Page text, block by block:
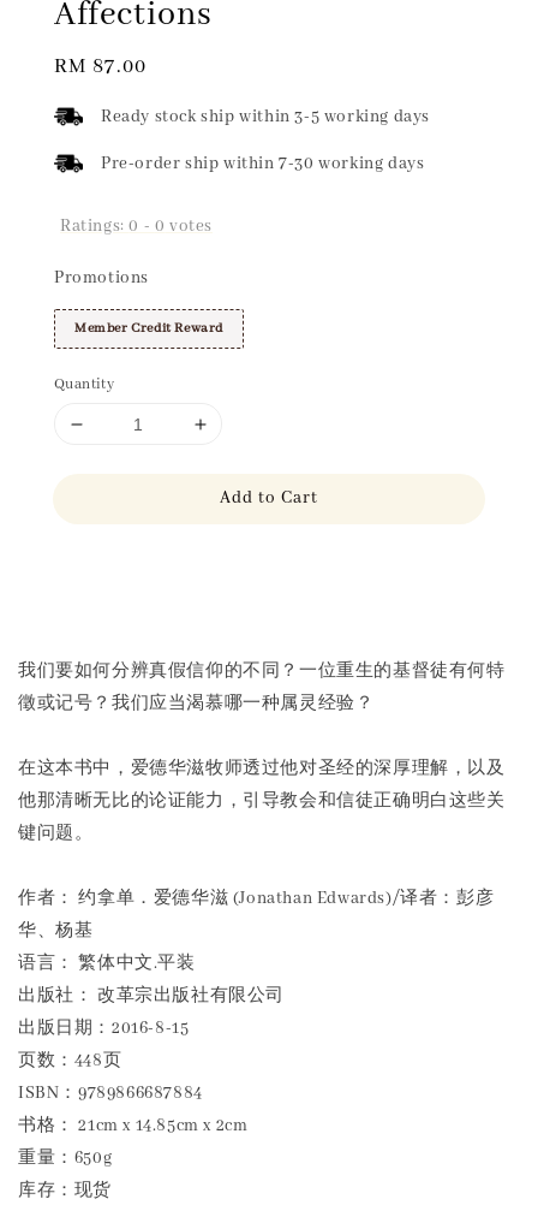
Affections
Regular
RM 87.00
Ready stock ship within 3-5 working days
Pre-order ship within 7-30 working days
Ratings:0 - 0 votes
Promotions
Member Credit Reward
Quantity
Add to Cart
我们要如何分辨真假信仰的不同？一位重生的基督徒有何特
徵或记号？我们应当渴慕哪一种属灵经验？
在这本书中，爱德华滋牧师透过他对圣经的深厚理解，以及
他那清晰无比的论证能力，引导教会和信徒正确明白这些关
键问题。
作者： 约拿单．爱德华滋 (Jonathan Edwards)/译者：彭彦
华、杨基
语言： 繁体中文.平装
出版社： 改革宗出版社有限公司
出版日期：2016-8-15
页数：448页
ISBN：9789866687884
书格： 21cm x 14.85cm x 2cm
重量：650g
库存：现货